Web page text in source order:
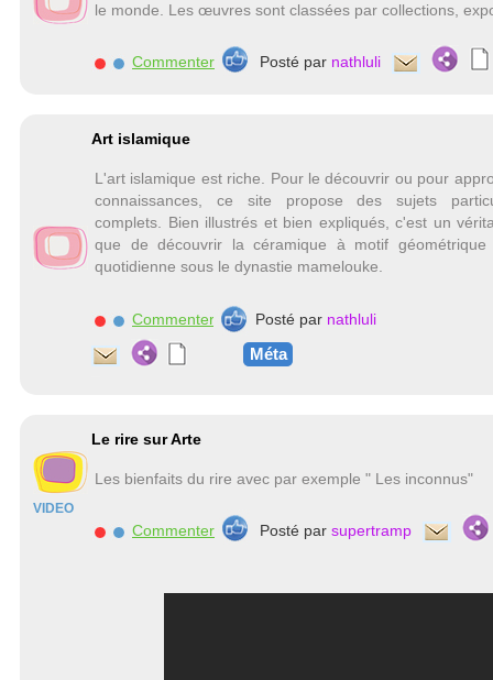
le monde. Les œuvres sont classées par collections,
Commenter Posté par nathluli
Art islamique
L'art islamique est riche. Pour le découvrir ou pour
connaissances, ce site propose des sujets
complets. Bien illustrés et bien expliqués, c'est un
que de découvrir la céramique à motif
quotidienne sous le dynastie mamelouke.
Commenter Posté par nathluli
Méta
VIDEO
Le rire sur Arte
Les bienfaits du rire avec par exemple " Les inconnus"
Commenter Posté par supertramp